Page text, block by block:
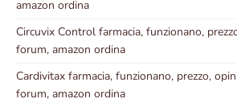
amazon ordina
Circuvix Control farmacia, funzionano,
forum, amazon ordina
Cardivitax farmacia, funzionano, prezzo,
forum, amazon ordina